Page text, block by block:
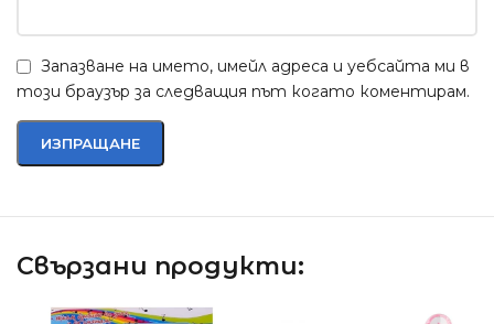
Запазване на името, имейл адреса и уебсайта ми в
този браузър за следващия път когато коментирам.
Свързани продукти: